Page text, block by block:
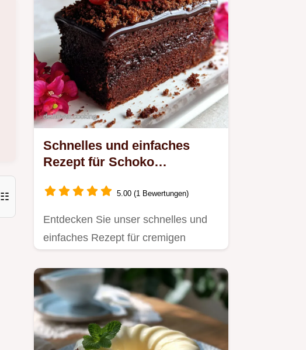
☷
Schnelles und einfaches
Rezept für Schoko
5.00 (1 Bewertungen)
Entdecken Sie unser schnelles und
einfaches Rezept für cremigen